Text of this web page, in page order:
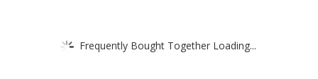
Frequently Bought Together Loading...